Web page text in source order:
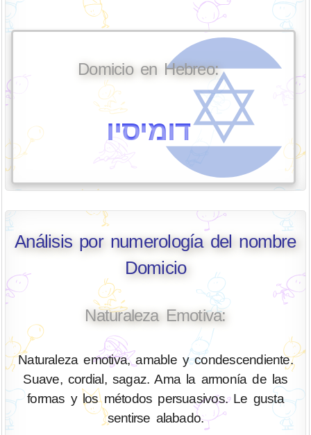
Domicio en Hebreo:
דומיסיו
Análisis por numerología del nombre
Domicio
Naturaleza Emotiva:
Naturaleza emotiva, amable y condescendiente.
Suave, cordial, sagaz. Ama la armonía de las
formas y los métodos persuasivos. Le gusta
sentirse alabado.